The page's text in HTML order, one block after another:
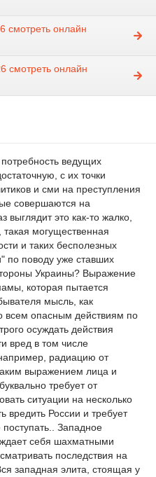
смотреть онлайн
смотреть онлайн
ведущих
с их точки
и сми на преступления
совершаются на
выглядит это как-то жалко,
могущественная
и таких бесполезных
по поводу уже ставших
Украины? Выражение
которая пытается
мысль, как
всем опасным действиям по
осуждать действия
вред в том числе
радиацию от
выражением лица и
требует от
ситуации на несколько
вредить России и требует
Западное
себя шахматными
последствия на
западная элита, стоящая у